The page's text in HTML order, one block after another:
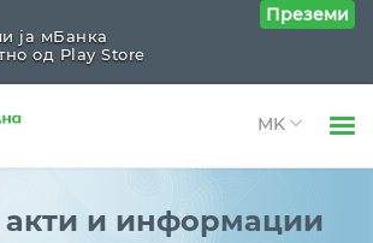
Open
Open
документи)
Поважни документи
и информации
ја мБанка
од Play Store
Преземи